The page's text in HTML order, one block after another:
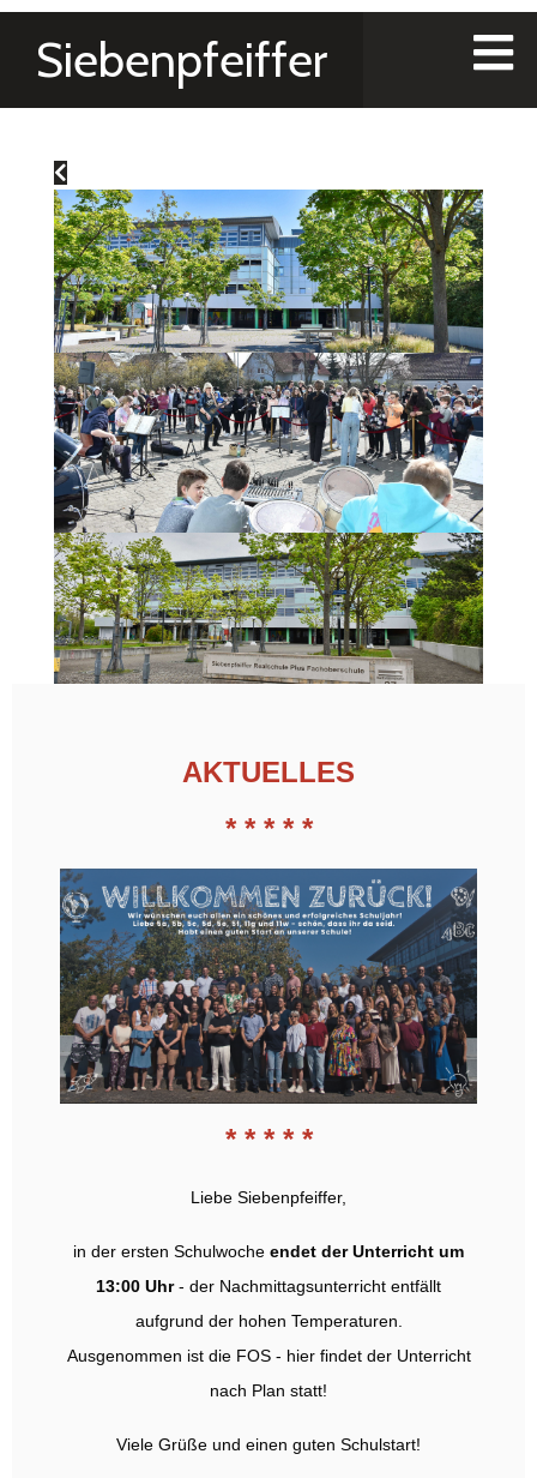
Siebenpfeiffer
AKTUELLES
* * * * *
* * * * *
Liebe Siebenpfeiffer,
in der ersten Schulwoche endet der Unterricht um
13:00 Uhr- der Nachmittagsunterricht entfällt
aufgrund der hohen Temperaturen.
Ausgenommen ist die FOS - hier findet der Unterricht
nach Plan statt!
Viele Grüße und einen guten Schulstart!